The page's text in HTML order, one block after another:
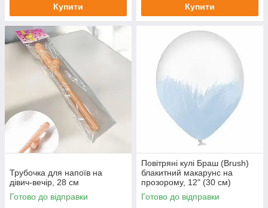
Купити Купити
Трубочка для напоїв на
дівич-вечір, 28 см
Готово до відправки
Повітряні кулі Браш (Brush)
блакитний макарунс на
прозорому, 12" (30 см)
Готово до відправки